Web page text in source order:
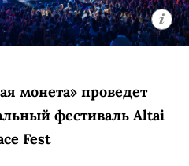
монета» проведет
фестиваль Altai
Fest